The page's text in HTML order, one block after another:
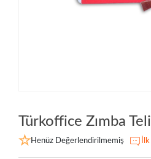
Türkoffice Zımba
Henüz Değerlendirilmemiş